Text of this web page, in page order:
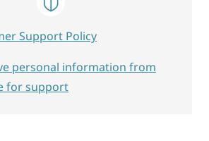
Support Policy
personal information from
for support